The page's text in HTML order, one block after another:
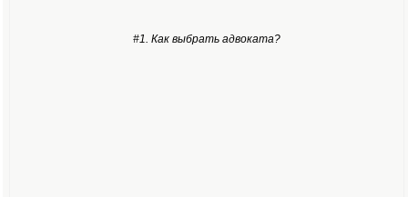
#1. Как выбрать адвоката?